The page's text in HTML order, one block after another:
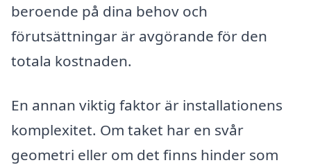
beroende på dina behov och
förutsättningar är avgörande för den
totala kostnaden.
En annan viktig faktor är installationens
komplexitet. Om taket har en svår
geometri eller om det finns hinder som